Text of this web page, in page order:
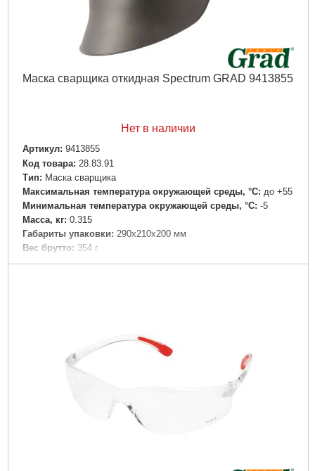
Маска сварщика откидная Spectrum GRAD 9413855
Нет в наличии
Артикул: 9413855
Код товара: 28.83.91
Tип: Маска сварщика
Максимальная температура окружающей среды, °C: до +55
Минимальная температура окружающей среды, °C: -5
Масса, кг: 0.315
Габариты упаковки: 290x210x200 мм
Вес брутто: 354 г